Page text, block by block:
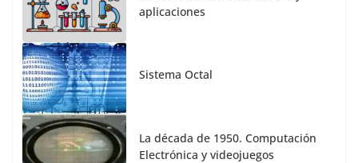
aplicaciones
Sistema Octal
La década de 1950. Computación
Electrónica y videojuegos